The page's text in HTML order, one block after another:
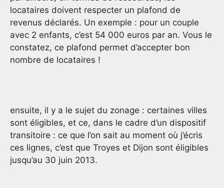
locataires doivent respecter un plafond de
revenus déclarés. Un exemple : pour un couple
avec 2 enfants, c’est 54 000 euros par an. Vous le
constatez, ce plafond permet d’accepter bon
nombre de locataires !
ensuite, il y a le sujet du zonage : certaines villes
sont éligibles, et ce, dans le cadre d’un dispositif
transitoire : ce que l’on sait au moment où j’écris
ces lignes, c’est que Troyes et Dijon sont éligibles
jusqu’au 30 juin 2013.